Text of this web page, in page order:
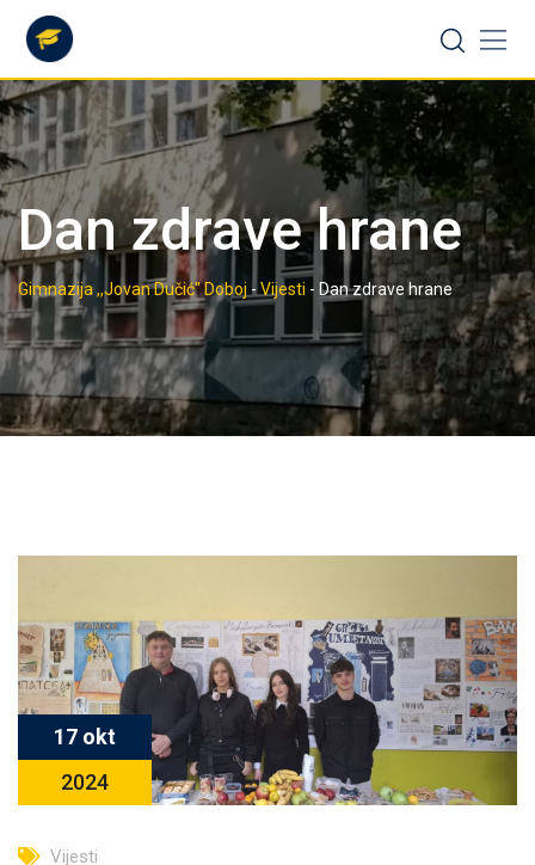
content
Dan zdrave hrane
Gimnazija ,,Jovan Dučić" Doboj - Vijesti - Dan zdrave hrane
17 okt
2024
Vijesti